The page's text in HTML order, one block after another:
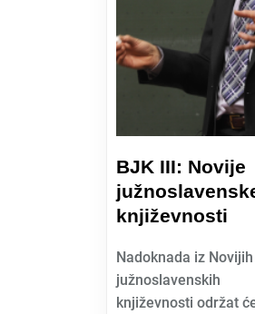
BJK III: Novije
književnosti
Nadoknada iz Novijih
južnoslavenskih
književnosti održat